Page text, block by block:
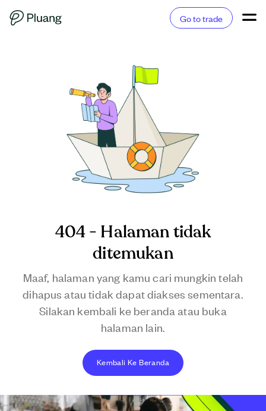
Go to trade
404 - Halaman tidak
ditemukan
Maaf, halaman yang kamu cari mungkin telah
dihapus atau tidak dapat diakses sementara.
Silakan kembali ke beranda atau buka
halaman lain.
Kembali Ke Beranda